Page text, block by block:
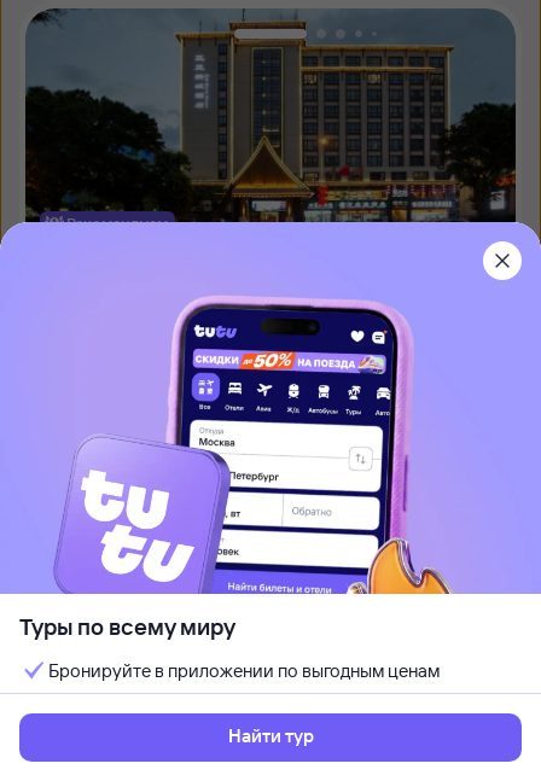
Рекомендуем
Песчаный пляж Отдых с детьми
Кондиционер
Идеально для отдыха парой
307 ⁠406 ⁠₽
12 авг, ср — 18 авг, вт
6 ночей, за двоих
Выбрать
Туры по всему миру
Бронируйте в приложении по выгодным ценам
Найти тур